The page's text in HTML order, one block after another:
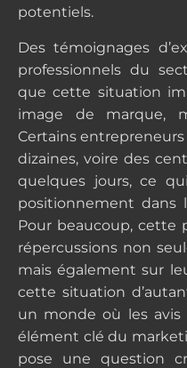
potentiels.
Des témoignages
professionnels du
que cette situation
image de marque,
Certains
dizaines, voire des
quelques jours, ce
positionnement dans
Pour beaucoup, cette
répercussions non
mais également sur
cette situation
un monde où les
élément clé du
pose une question